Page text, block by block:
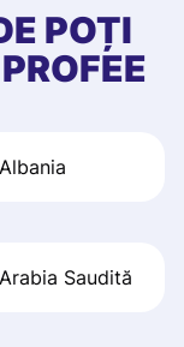
first started
app, and they
quick to provide
POȚI
Albania
Arabia Saudită